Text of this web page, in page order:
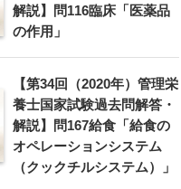
解説】問116臨床「医薬品
の作用」
【第34回（2020年）管理栄
養士国家試験過去問解答・
解説】問167給食「給食の
オペレーションシステム
（クックチルシステム）」